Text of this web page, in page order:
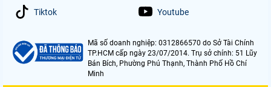
Tiktok Youtube
Mã số doanh nghiệp: 0312866570 do Sở Tài Chính
TP.HCM cấp ngày 23/07/2014. Trụ sở chính: 51 Lũy
Bán Bích, Phường Phú Thạnh, Thành Phố Hồ Chí
Minh